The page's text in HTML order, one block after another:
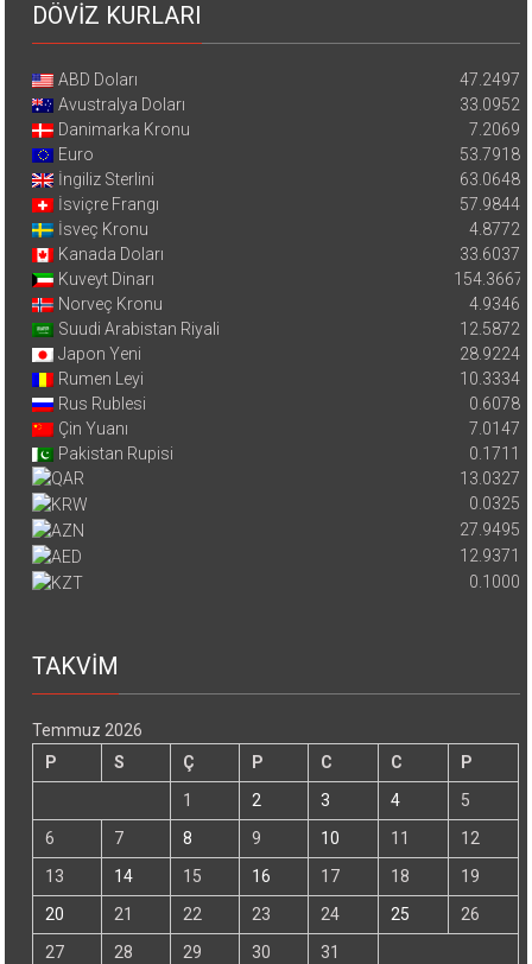
DÖVİZ KURLARI
ABD Doları
47.2497
Avustralya Doları
33.0952
Danimarka Kronu
7.2069
Euro
53.7918
İngiliz Sterlini
63.0648
İsviçre Frangı
57.9844
İsveç Kronu
4.8772
Kanada Doları
33.6037
Kuveyt Dinarı
154.3667
Norveç Kronu
4.9346
Suudi Arabistan Riyali
12.5872
Japon Yeni
28.9224
Rumen Leyi
10.3334
Rus Rublesi
0.6078
Çin Yuanı
7.0147
Pakistan Rupisi
0.1711
13.0327
0.0325
27.9495
12.9371
0.1000
TAKVİM
Temmuz 2026
P
S Ç P C C
P
1
2 3 4
5
6
7 8 9 10 11
12
13
14 15 16 17 18
19
20
21 22 23 24 25
26
27
28 29 30 31